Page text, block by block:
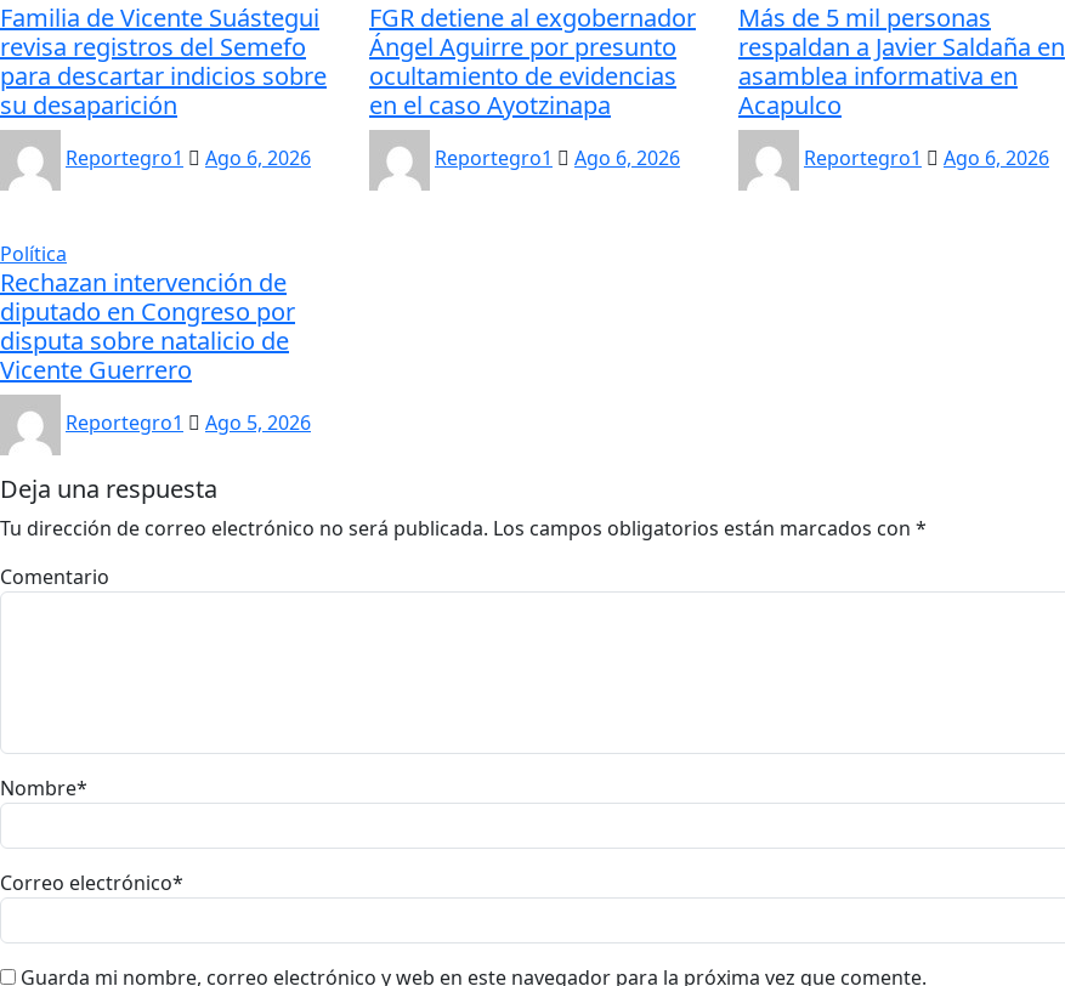
Familia de Vicente Suástegui
revisa registros del Semefo
para descartar indicios sobre
su desaparición
Reportegro1 Ago 6, 2026
FGR detiene al exgobernador
Ángel Aguirre por presunto
ocultamiento de evidencias
en el caso Ayotzinapa
Reportegro1 Ago 6, 2026
Más de 5 mil personas
respaldan a Javier Saldaña en
asamblea informativa en
Acapulco
Reportegro1 Ago 6, 2026
Política
Rechazan intervención de
diputado en Congreso por
disputa sobre natalicio de
Vicente Guerrero
Reportegro1 Ago 5, 2026
Deja una respuesta
Tu dirección de correo electrónico no será publicada. Los campos obligatorios están marcados con *
Comentario
Nombre*
Correo electrónico*
Guarda mi nombre, correo electrónico y web en este navegador para la próxima vez que comente.